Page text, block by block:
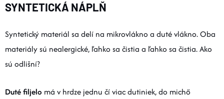
SYNTETICKÁ NÁPLŇ
Syntetický materiál sa delí na mikrovlákno a duté vlákno. Oba
materiály sú nealergické, ľahko sa čistia a ľahko sa čistia. Ako
sú odlišní?
Duté filjelo má v hrdze jednu čí viac dutiniek, do michő